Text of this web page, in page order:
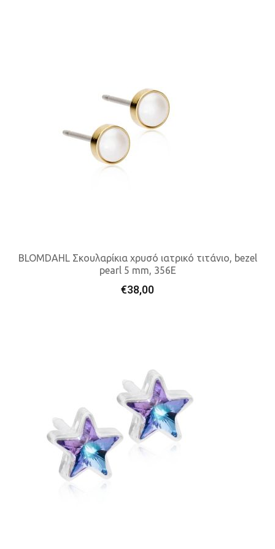
Προσθήκη Στο Καλάθι
BLOMDAHL Σκουλαρίκια χρυσό ιατρικό τιτάνιο, bezel
pearl 5 mm, 356E
€38,00